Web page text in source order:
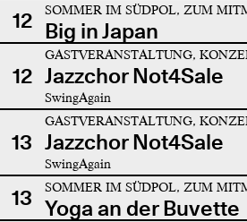
12
SOMMER IM SÜDPOL, ZUM
Big in Japan
12
GASTVERANSTALTUNG,
Jazzchor Not4Sale
SwingAgain
13
GASTVERANSTALTUNG,
Jazzchor Not4Sale
SwingAgain
13 SOMMER IM SÜDPOL, ZUM
Yoga an der Buvette